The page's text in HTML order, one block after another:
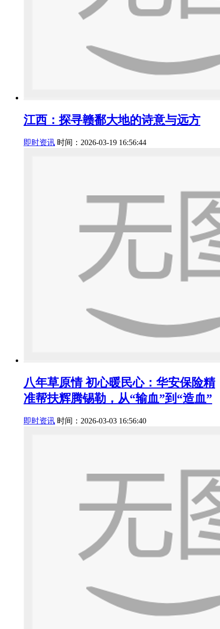
江西：探寻赣鄱大地的诗意与远方
即时资讯 时间：2026-03-19 16:56:44
八年草原情 初心暖民心：华安保险精
准帮扶辉腾锡勒，从“输血”到“造血”
即时资讯 时间：2026-03-03 16:56:40